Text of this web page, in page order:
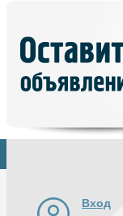
объявление
Вход